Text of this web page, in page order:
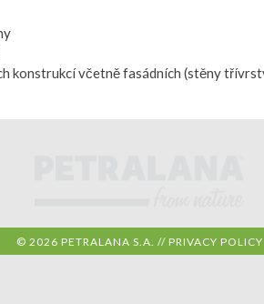
konstrukcí včetně fasádních (stěny
© 2026 PETRALANA S.A. // PRIVACY POLICY